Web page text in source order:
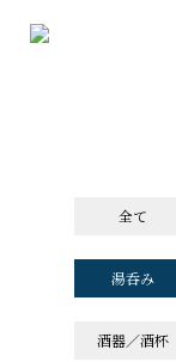
全て
湯呑み
酒器／酒杯